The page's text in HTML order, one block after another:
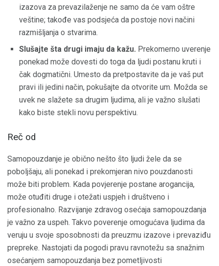
izazova za prevazilaženje ne samo da će vam oštre
veštine; takođe vas podsjeća da postoje novi načini
razmišljanja o stvarima.
Slušajte šta drugi imaju da kažu. Prekomerno uverenje
ponekad može dovesti do toga da ljudi postanu kruti i
čak dogmatični. Umesto da pretpostavite da je vaš put
pravi ili jedini način, pokušajte da otvorite um. Možda se
uvek ne slažete sa drugim ljudima, ali je važno slušati
kako biste stekli novu perspektivu.
Reč od
Samopouzdanje je obično nešto što ljudi žele da se
poboljšaju, ali ponekad i prekomjeran nivo pouzdanosti
može biti problem. Kada povjerenje postane arogancija,
može otuđiti druge i otežati uspjeh i društveno i
profesionalno. Razvijanje zdravog osećaja samopouzdanja
je važno za uspeh. Takvo poverenje omogućava ljudima da
veruju u svoje sposobnosti da preuzmu izazove i prevaziđu
prepreke. Nastojati da pogodi pravu ravnotežu sa snažnim
osećanjem samopouzdanja bez pometljivosti